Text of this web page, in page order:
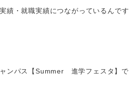
績・就職実績につながっているんです
ャンパス【Summer 進学フェスタ】で